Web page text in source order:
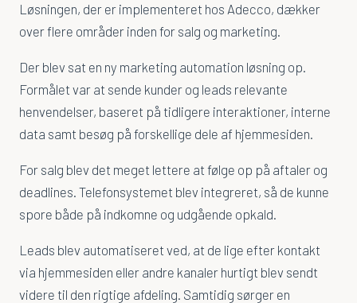
Løsningen, der er implementeret hos Adecco, dækker
over flere områder inden for salg og marketing.
Der blev sat en ny marketing automation løsning op.
Formålet var at sende kunder og leads relevante
henvendelser, baseret på tidligere interaktioner, interne
data samt besøg på forskellige dele af hjemmesiden.
For salg blev det meget lettere at følge op på aftaler og
deadlines. Telefonsystemet blev integreret, så de kunne
spore både på indkomne og udgående opkald.
Leads blev automatiseret ved, at de lige efter kontakt
via hjemmesiden eller andre kanaler hurtigt blev sendt
videre til den rigtige afdeling. Samtidig sørger en